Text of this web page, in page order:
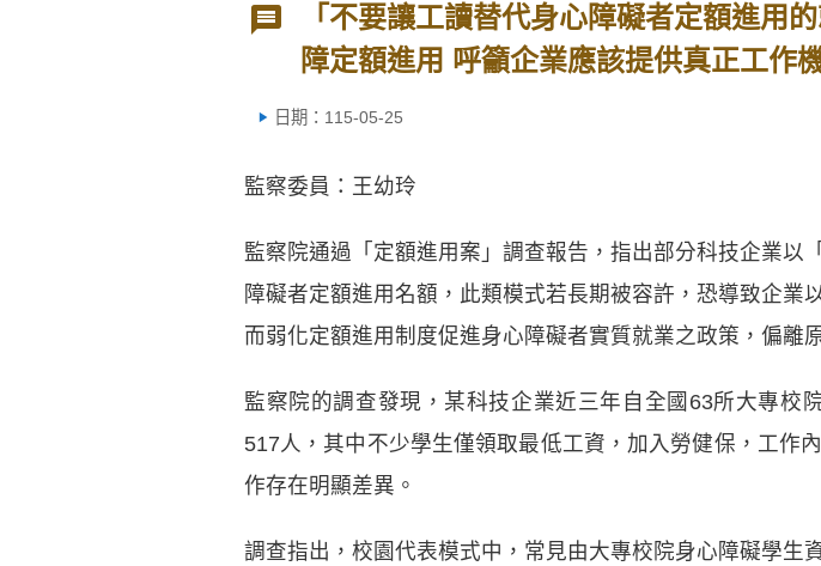
「不要讓工讀替代身心障礙者定額進用
障定額進用 呼籲企業應該提供真正工作
日期：115-05-25
監察委員：王幼玲
監察院通過「定額進用案」調查報告，指出部分科技企業
障礙者定額進用名額，此類模式若長期被容許，恐導致企
而弱化定額進用制度促進身心障礙者實質就業之政策，偏離
監察院的調查發現，某科技企業近三年自全國63所大專校
517人，其中不少學生僅領取最低工資，加入勞健保，工作
作存在明顯差異。
調查指出，校園代表模式中，常見由大專校院身心障礙學